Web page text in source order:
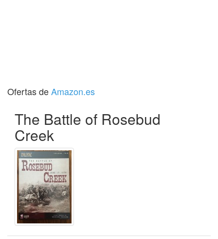
Ofertas deAmazon.es
The Battle of Rosebud
Creek